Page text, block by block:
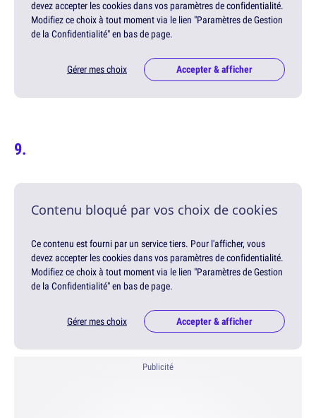
devez accepter les cookies dans vos paramètres de confidentialité.
Modifiez ce choix à tout moment via le lien "Paramètres de Gestion
de la Confidentialité" en bas de page.
Gérer mes choix Accepter & afficher
Contenu bloqué par vos choix de cookies
Ce contenu est fourni par un service tiers. Pour l'afficher, vous
devez accepter les cookies dans vos paramètres de confidentialité.
Modifiez ce choix à tout moment via le lien "Paramètres de Gestion
de la Confidentialité" en bas de page.
Gérer mes choix Accepter & afficher
Publicité